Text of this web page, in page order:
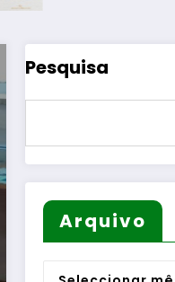
Pesquisa
Arquivo
Arquivo